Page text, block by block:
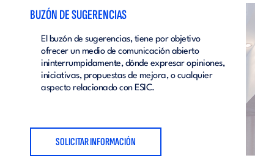
BUZÓN DE SUGERENCIAS
El buzón de sugerencias, tiene por objetivo
ofrecer un medio de comunicación abierto
ininterrumpidamente, dónde expresar opiniones,
iniciativas, propuestas de mejora, o cualquier
aspecto relacionado con ESIC.
SOLICITAR INFORMACIÓN